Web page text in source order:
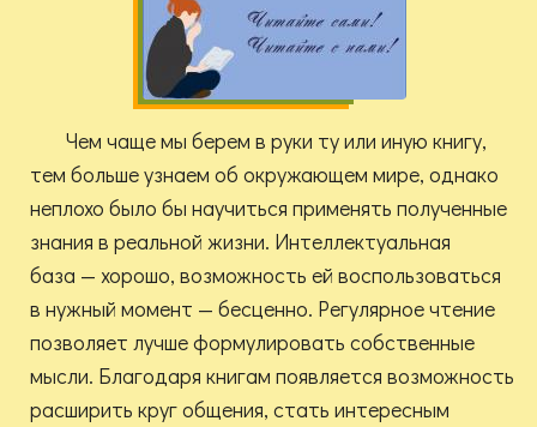
Чем чаще мы берем в руки ту или иную книгу,
тем больше узнаем об окружающем мире, однако
неплохо было бы научиться применять полученные
знания в реальной жизни. Интеллектуальная
база — хорошо, возможность ей воспользоваться
в нужный момент — бесценно. Регулярное чтение
позволяет лучше формулировать собственные
мысли. Благодаря книгам появляется возможность
расширить круг общения, стать интересным